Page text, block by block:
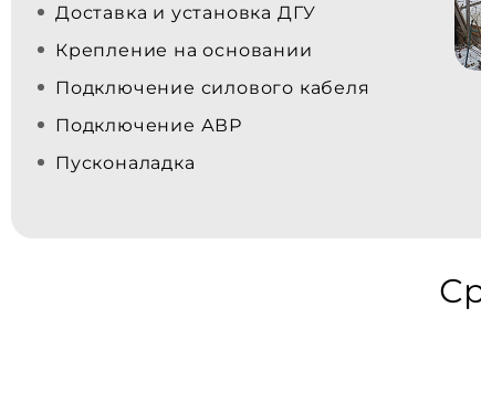
Доставка и установка ДГУ
Крепление на основании
Подключение силового кабеля
Подключение АВР
Пусконаладка